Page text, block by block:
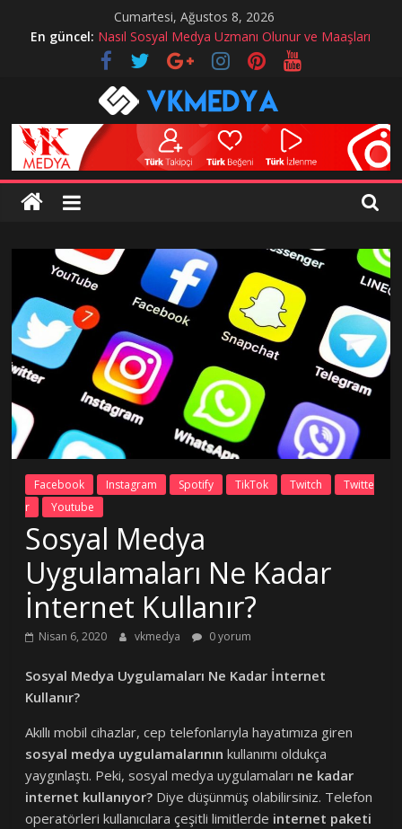
Cumartesi, Ağustos 8, 2026
En güncel: Nasıl Sosyal Medya Uzmanı Olunur ve Maaşları
Instagram hesabım çalındı ne yapmalıyım?
instagram mavi tik alma
Twitch Hizmetlerimiz
Sosyal Medyada Reklam Nasıl Yapılır?
VKMedya
Blog
takipçi
instagram
beğeni
hilesi
Facebook Instagram Spotify TikTok Twitch
Twitte
r
Youtube
Sosyal Medya
Uygulamaları Ne Kadar
İnternet Kullanır?
Nisan 6, 2020 vkmedya 0 yorum
Sosyal Medya Uygulamaları Ne Kadar İnternet
Kullanır?
Akıllı mobil cihazlar, cep telefonlarıyla hayatımıza giren
sosyal medya uygulamalarının kullanımı oldukça
yaygınlaştı. Peki, sosyal medya uygulamaları ne kadar
internet kullanıyor? Diye düşünmüş olabilirsiniz. Telefon
operatörleri kullanıcılara çeşitli limitlerde internet paketi